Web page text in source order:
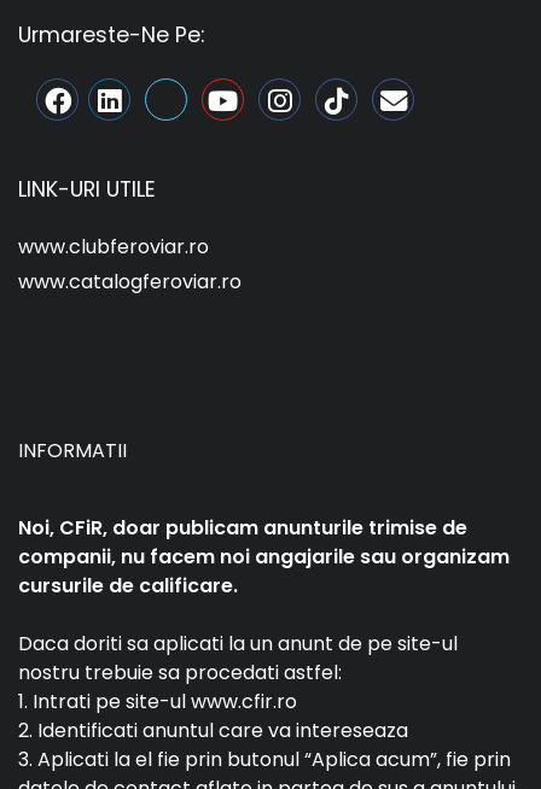
Urmareste-Ne Pe:
LINK-URI UTILE
www.clubferoviar.ro
www.catalogferoviar.ro
INFORMATII
Noi, CFiR, doar publicam anunturile trimise de
companii, nu facem noi angajarile sau organizam
cursurile de calificare.
Daca doriti sa aplicati la un anunt de pe site-ul
nostru trebuie sa procedati astfel:
1. Intrati pe site-ul www.cfir.ro
2. Identificati anuntul care va intereseaza
3. Aplicati la el fie prin butonul “Aplica acum”, fie prin